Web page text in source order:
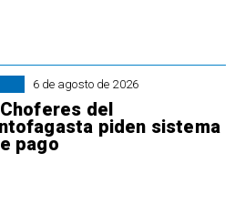
6 de agosto de 2026
del
piden sistema
pago